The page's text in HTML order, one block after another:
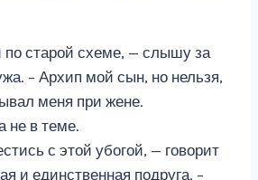
старой схеме, — слышу за
– Архип мой сын, но нельзя,
меня при жене.
не в теме.
с этой убогой, — говорит
и единственная подруга. –